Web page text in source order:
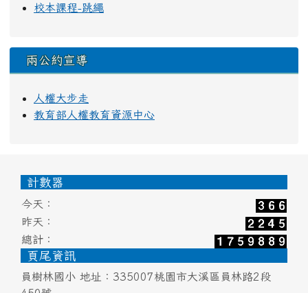
校本課程-跳繩
兩公約宣導
人權大步走
教育部人權教育資源中心
頁尾區域內容
計數器
今天：
昨天：
總計：
頁尾資訊
員樹林國小 地址：335007桃園市大溪區員林路2段